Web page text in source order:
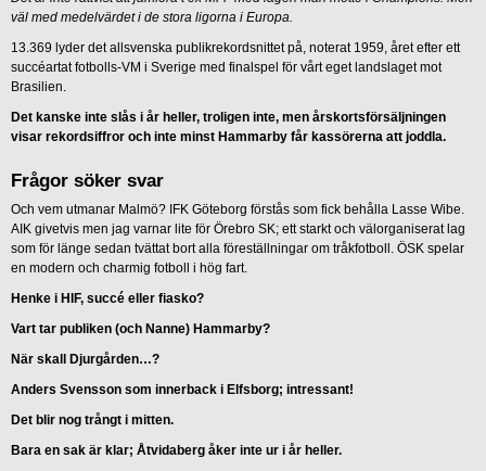
väl med medelvärdet i de stora ligorna i Europa.
13.369 lyder det allsvenska publikrekordsnittet på, noterat 1959, året efter ett
succéartat fotbolls-VM i Sverige med finalspel för vårt eget landslaget mot
Brasilien.
Det kanske inte slås i år heller, troligen inte, men årskortsförsäljningen
visar rekordsiffror och inte minst Hammarby får kassörerna att joddla.
Frågor söker svar
Och vem utmanar Malmö? IFK Göteborg förstås som fick behålla Lasse Wibe.
AIK givetvis men jag varnar lite för Örebro SK; ett starkt och välorganiserat lag
som för länge sedan tvättat bort alla föreställningar om tråkfotboll. ÖSK spelar
en modern och charmig fotboll i hög fart.
Henke i HIF, succé eller fiasko?
Vart tar publiken (och Nanne) Hammarby?
När skall Djurgården…?
Anders Svensson som innerback i Elfsborg; intressant!
Det blir nog trångt i mitten.
Bara en sak är klar; Åtvidaberg åker inte ur i år heller.